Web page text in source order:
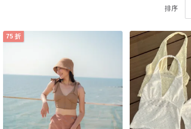
排序
75 折